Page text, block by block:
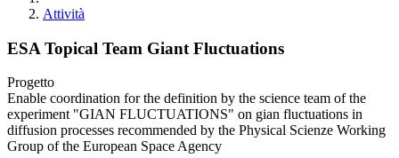
Attività
ESA Topical Team Giant Fluctuations
Progetto
Enable coordination for the definition by the science team of the
experiment "GIAN FLUCTUATIONS" on gian fluctuations in
diffusion processes recommended by the Physical Scienze Working
Group of the European Space Agency